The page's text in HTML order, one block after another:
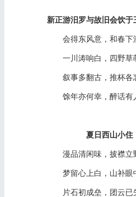
新正游汨罗与故旧会饮于
会得东风意，和春下
一川涛响白，四野草
叙事多翻古，推杯各
馀年亦何幸，醉话有
夏日西山小住
漫品清闲味，披襟立
梦留心上白，山补眼
片石初成垒，团云已